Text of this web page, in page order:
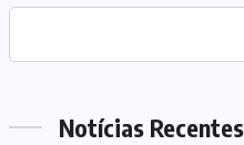
Notícias Recentes